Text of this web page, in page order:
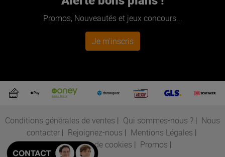
Promos, Nouveautés et jeux concours...
Je m'inscris
Conditions générales de ventes | Qui sommes-nous ? | Nous
contacter| Rejoignez-nous | Mentions Légales |
Préférences de cookies | Promos |